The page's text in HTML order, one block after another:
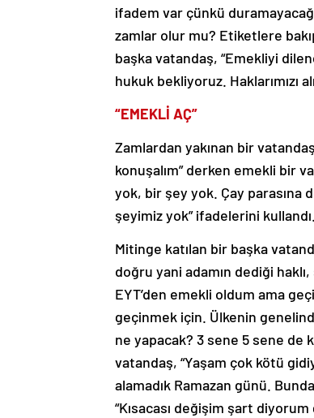
ifadem var çünkü
zamlar olur mu? Etiketlere
başka vatandaş, “Emekliyi
hukuk bekliyoruz. Haklarımızı
“EMEKLİ AÇ”
Zamlardan yakınan bir
konuşalım” derken emekli bir
yok, bir şey yok. Çay
şeyimiz yok” ifadelerini kullandı.
Mitinge katılan bir başka
doğru yani adamın dediği
EYT’den emekli oldum ama
geçinmek için. Ülkenin
ne yapacak? 3 sene 5 sene de
vatandaş, “Yaşam çok kötü
alamadık Ramazan günü.
“Kısacası değişim şart